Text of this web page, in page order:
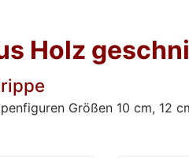
Holz
Größen 10 cm, 12